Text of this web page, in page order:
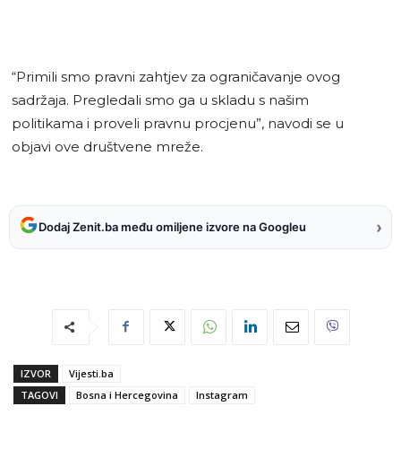
“Primili smo pravni zahtjev za ograničavanje ovog
sadržaja. Pregledali smo ga u skladu s našim
politikama i proveli pravnu procjenu”, navodi se u
objavi ove društvene mreže.
Dodaj Zenit.ba među omiljene izvore na Googleu ›
IZVOR
Vijesti.ba
TAGOVI
Bosna i Hercegovina Instagram